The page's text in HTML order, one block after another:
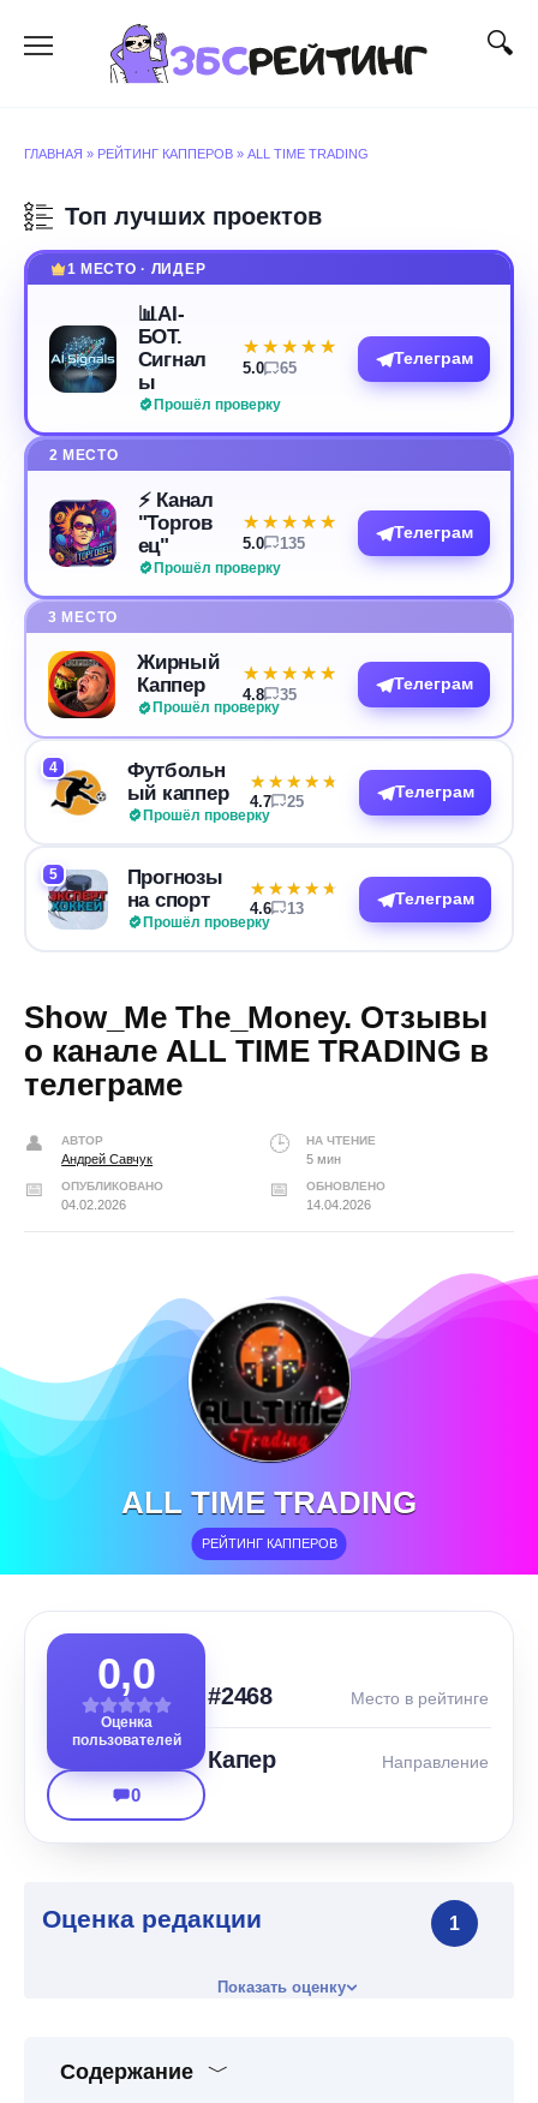
содержанию
ГЛАВНАЯ » РЕЙТИНГ КАППЕРОВ » ALL TIME TRADING
Топ лучших проектов
1 МЕСТО · ЛИДЕР
📊AI-
БОТ.
Сигнал
ы
Прошёл проверку
★★★★★
★★★★★
5.0 65
Телеграм
2 МЕСТО
⚡️ Канал
"Торгов
ец"
Прошёл проверку
★★★★★
★★★★★
5.0 135
Телеграм
3 МЕСТО
Жирный
Каппер
Прошёл проверку
★★★★★
★★★★★
4.8 35
Телеграм
4
Футбольн
ый каппер
Прошёл проверку
★★★★★
★★★★★
4.7 25
Телеграм
5
Прогнозы
на спорт
Прошёл проверку
★★★★★
★★★★★
4.6 13
Телеграм
Show_Me The_Money. Отзывы
о канале ALL TIME TRADING в
телеграме
АВТОР
Андрей Савчук
НА ЧТЕНИЕ
5 мин
ОПУБЛИКОВАНО
04.02.2026
ОБНОВЛЕНО
14.04.2026
ALL TIME TRADING
РЕЙТИНГ КАППЕРОВ
0,0
Оценка
пользователей
0
#2468 Место в рейтинге
Капер Направление
Оценка редакции 1
Показать оценку
Содержание